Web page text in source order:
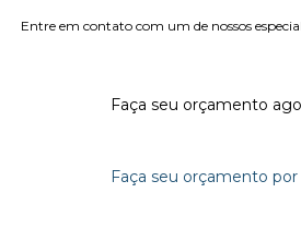
Entre em contato com um de nossos
Faça seu orçamento
Faça seu orçamento